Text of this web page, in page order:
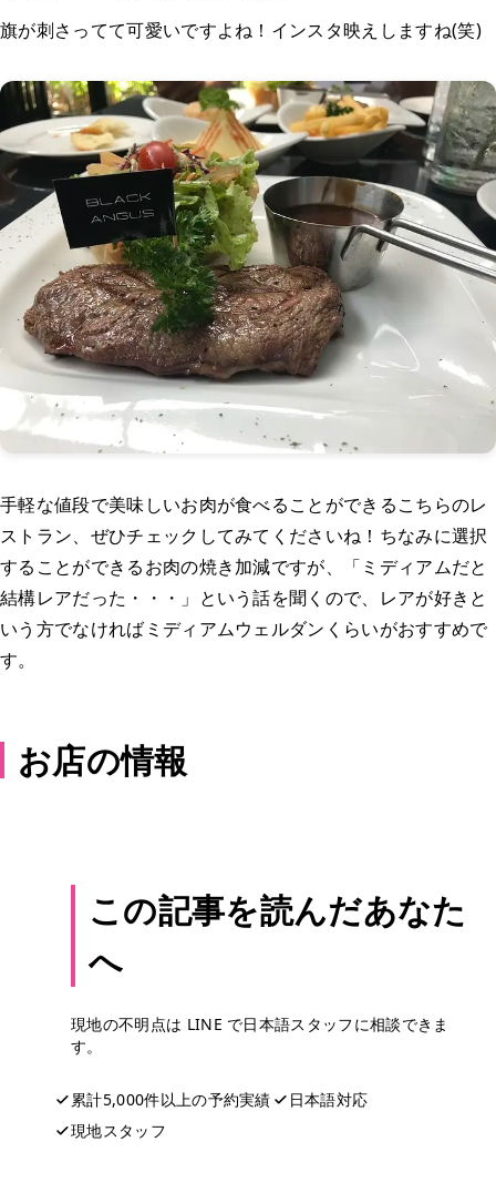
旗が刺さってて可愛いですよね！インスタ映えしますね(笑)
手軽な値段で美味しいお肉が食べることができるこちらのレ
ストラン、ぜひチェックしてみてくださいね！ちなみに選択
することができるお肉の焼き加減ですが、「ミディアムだと
結構レアだった・・・」という話を聞くので、レアが好きと
いう方でなければミディアムウェルダンくらいがおすすめで
す。
お店の情報
この記事を読んだあなた
へ
現地の不明点は LINE で日本語スタッフに相談できま
す。
累計5,000件以上の予約実績
日本語対応
現地スタッフ